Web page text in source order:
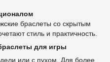
браслеты со скрытым
стиль и практичность.
для игры
или с пухом. Для более